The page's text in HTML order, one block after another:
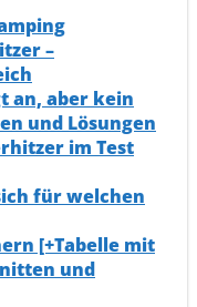
–
an, aber kein
und Lösungen
im Test
für welchen
[+Tabelle mit
und